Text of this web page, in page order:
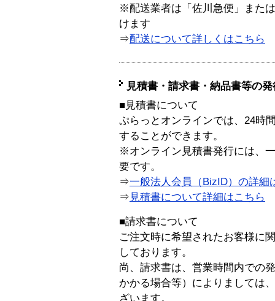
※配送業者は「佐川急便」また
けます
⇒配送について詳しくはこちら
見積書・請求書・納品書等の
■見積書について
ぷらっとオンラインでは、24時
することができます。
※オンライン見積書発行には、
要です。
⇒一般法人会員（BizID）の詳細
⇒ 見積書について詳細はこちら
■請求書について
ご注文時に希望されたお客様に
しております。
尚、請求書は、営業時間内での
かかる場合等）によりましては
ざいます。